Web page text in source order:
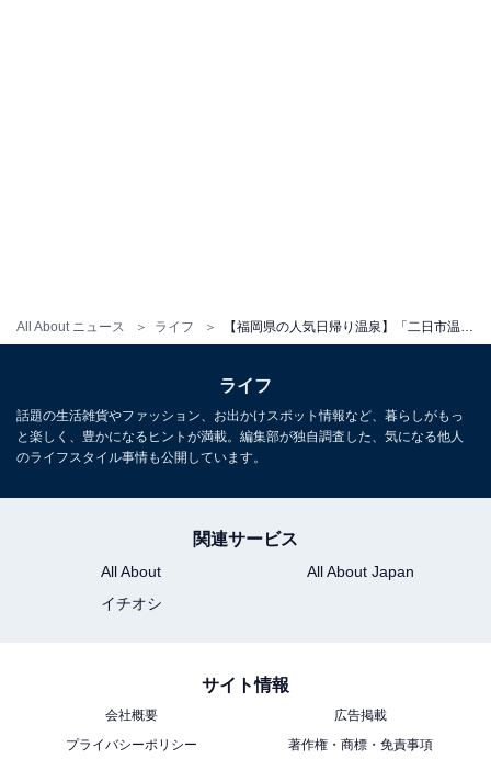
All About ニュース ライフ
ライフ
話題の生活雑貨やファッション、お出かけスポット情報など、暮らしがもっ
と楽しく、豊かになるヒントが満載。編集部が独自調査した、気になる他人
のライフスタイル事情も公開しています。
関連サービス
All About
All About Japan
イチオシ
サイト情報
会社概要
広告掲載
プライバシーポリシー
著作権・商標・免責事項